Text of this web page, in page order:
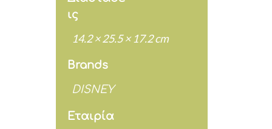
ις
14.2 × 25.5 × 17.2 cm
Brands
DISNEY
Εταιρία